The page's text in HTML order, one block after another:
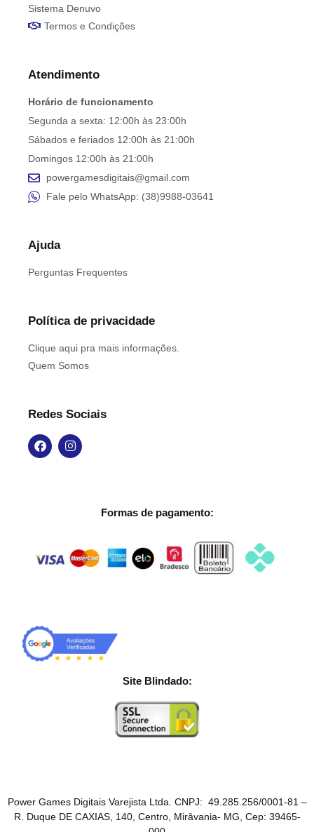
Sistema Denuvo
Termos e Condições
Atendimento
Horário de funcionamento
Segunda a sexta: 12:00h às 23:00h
Sábados e feriados 12:00h às 21:00h
Domingos 12:00h às 21:00h
powergamesdigitais@gmail.com
Fale pelo WhatsApp: (38)9988-03641
Ajuda
Perguntas Frequentes
Política de privacidade
Clique aqui pra mais informações.
Quem Somos
Redes Sociais
Formas de pagamento:
Site Blindado:
Power Games Digitais Varejista Ltda. CNPJ: 49.285.256/0001-81 –
R. Duque DE CAXIAS, 140, Centro, Mirâvania- MG, Cep: 39465-